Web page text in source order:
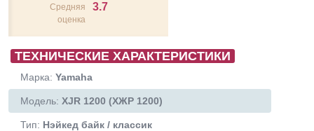
Средняя
оценка
3.7
ТЕХНИЧЕСКИЕ ХАРАКТЕРИСТИКИ
Марка: Yamaha
Модель: XJR 1200 (ХЖР 1200)
Тип: Нэйкед байк / классик